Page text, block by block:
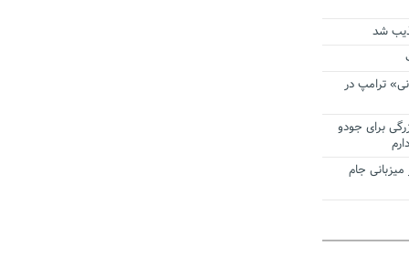
شد
ترامپ در
برای جودو
جام